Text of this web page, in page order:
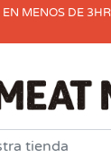
EN MENOS DE